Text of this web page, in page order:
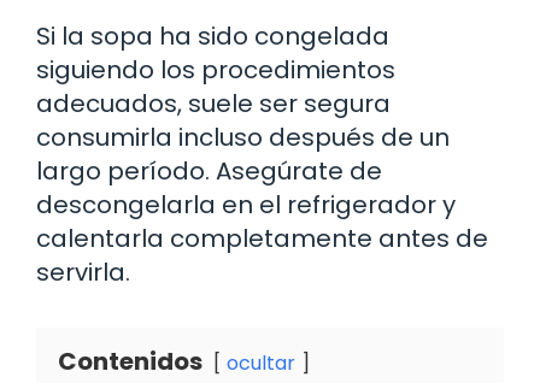
Si la sopa ha sido congelada
siguiendo los procedimientos
adecuados, suele ser segura
consumirla incluso después de un
largo período. Asegúrate de
descongelarla en el refrigerador y
calentarla completamente antes de
servirla.
Contenidos ocultar